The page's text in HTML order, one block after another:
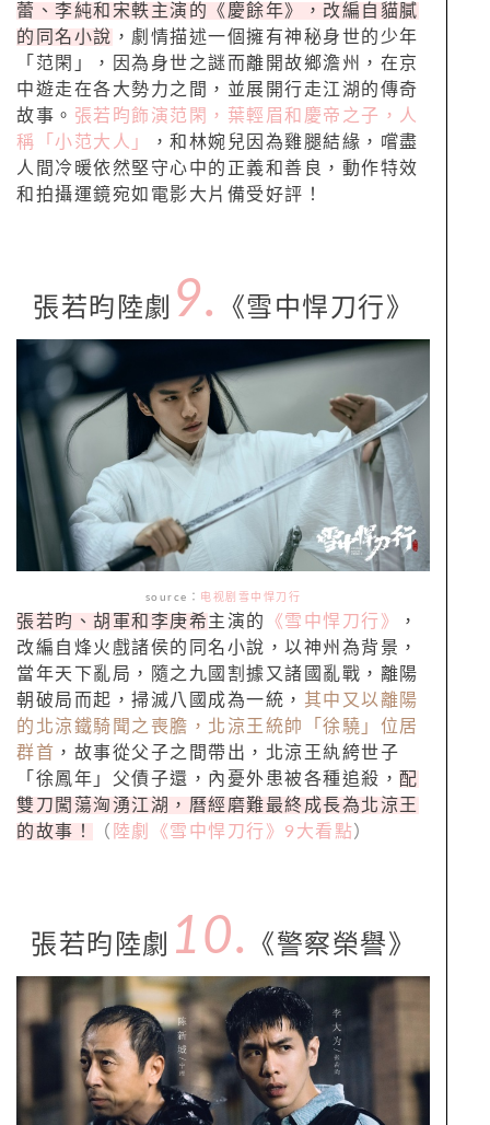
蕾、李純和宋軼主演的《慶餘年》，改編自貓膩
的同名小說 ，劇情描述一個擁有神秘身世的少年
「范閑」，因為身世之謎而離開故鄉澹州，在京
中遊走在各大勢力之間，並展開行走江湖的傳奇
故事。 張若昀飾演范閑，葉輕眉和慶帝之子，人
稱「小范大人」
，和林婉兒因為雞腿結緣，嚐盡
人間冷暖依然堅守心中的正義和善良，動作特效
和拍攝運鏡宛如電影大片備受好評！
張若昀陸劇 9. 《雪中悍刀行》
source ： 电视剧雪中悍刀行
張若昀、胡軍和李庚希主演的 《雪中悍刀行》
，
改編自烽火戲諸侯的同名小說，以神州為背景，
當年天下亂局，隨之九國割據又諸國亂戰，離陽
朝破局而起，掃滅八國成為一統， 其中又以離陽
的北涼鐵騎聞之喪膽，北涼王統帥「徐驍」位居
群首 ，故事從父子之間帶出，北涼王紈絝世子
「徐鳳年」父債子還，內憂外患被各種追殺， 配
雙刀闖蕩洶湧江湖，曆經磨難最終成長為北涼王
的故事！
（ 陸劇《雪中悍刀行》9大看點）
張若昀陸劇 10. 《警察榮譽》